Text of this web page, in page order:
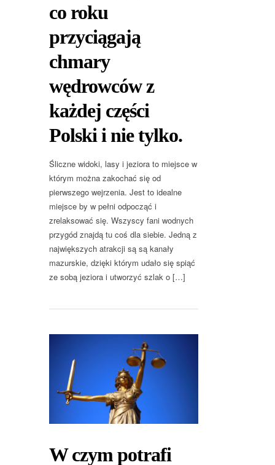
co roku
przyciągają
chmary
wędrowców z
każdej części
Polski i nie tylko.
Śliczne widoki, lasy i jeziora to miejsce w
którym można zakochać się od
pierwszego wejrzenia. Jest to idealne
miejsce by w pełni odpocząć i
zrelaksować się. Wszyscy fani wodnych
przygód znajdą tu coś dla siebie. Jedną z
największych atrakcji są są kanały
mazurskie, dzięki którym udało się spiąć
ze sobą jeziora i utworzyć szlak o […]
W czym potrafi